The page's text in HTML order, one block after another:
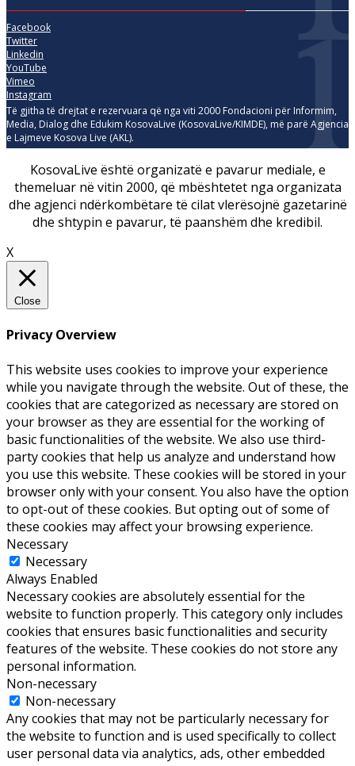
Facebook
Twitter
Linkedin
YouTube
Vimeo
Instagram
Të gjitha të drejtat e rezervuara që nga viti 2000 Fondacioni për Informim,
Media, Dialog dhe Edukim KosovaLive (KosovaLive/KIMDE), më parë Agjencia
e Lajmeve Kosova Live (AKL).
KosovaLive është organizatë e pavarur mediale, e
themeluar në vitin 2000, që mbështetet nga organizata
dhe agjenci ndërkombëtare të cilat vlerësojnë gazetarinë
dhe shtypin e pavarur, të paanshëm dhe kredibil.
X
Close
Privacy Overview
This website uses cookies to improve your experience
while you navigate through the website. Out of these, the
cookies that are categorized as necessary are stored on
your browser as they are essential for the working of
basic functionalities of the website. We also use third-
party cookies that help us analyze and understand how
you use this website. These cookies will be stored in your
browser only with your consent. You also have the option
to opt-out of these cookies. But opting out of some of
these cookies may affect your browsing experience.
Necessary
Necessary
Always Enabled
Necessary cookies are absolutely essential for the
website to function properly. This category only includes
cookies that ensures basic functionalities and security
features of the website. These cookies do not store any
personal information.
Non-necessary
Non-necessary
Any cookies that may not be particularly necessary for
the website to function and is used specifically to collect
user personal data via analytics, ads, other embedded